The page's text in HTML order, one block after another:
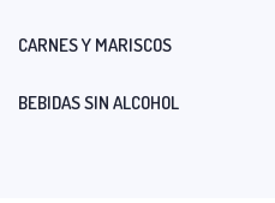
CARNES Y MARISCOS
BEBIDAS SIN ALCOHOL